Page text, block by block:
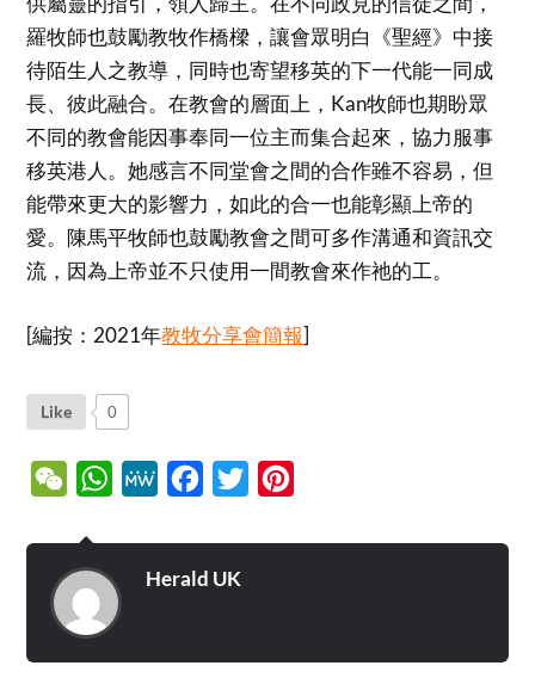
羅牧師也鼓勵教牧作橋樑，讓會眾明白《聖經》中接
待陌生人之教導，同時也寄望移英的下一代能一同成
長、彼此融合。在教會的層面上，Kan牧師也期盼眾
不同的教會能因事奉同一位主而集合起來，協力服事
移英港人。她感言不同堂會之間的合作雖不容易，但
能帶來更大的影響力，如此的合一也能彰顯上帝的
愛。陳馬平牧師也鼓勵教會之間可多作溝通和資訊交
流，因為上帝並不只使用一間教會來作祂的工。
[編按：2021年教牧分享會簡報]
Like 0
WeChatWhatsApp
MeWe Facebook
Twitter
Herald UK